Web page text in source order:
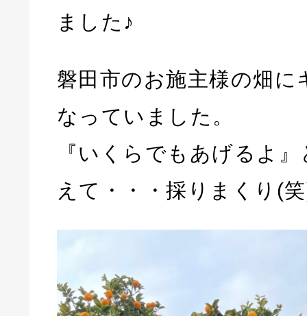
ました♪
磐田市のお施主様の畑に
なっていました。
『いくらでもあげるよ
えて・・・採りまくり(